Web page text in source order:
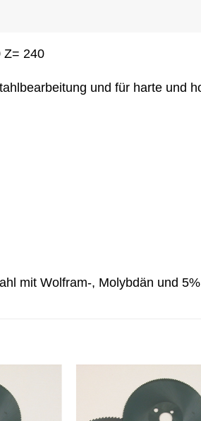
Z= 240
und für harte und
mit Wolfram-, Molybdän und